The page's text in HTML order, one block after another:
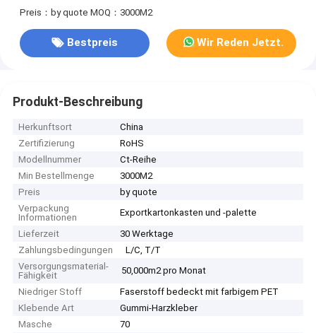
Gewohnheit
Preis：by quote MOQ：3000M2
Bestpreis Wir Reden Jetzt.
Produkt-Beschreibung
Herkunftsort
China
Zertifizierung
RoHS
Modellnummer
Ct-Reihe
Min Bestellmenge
3000M2
Preis
by quote
Verpackung
Informationen
Exportkartonkasten und -palette
Lieferzeit
30 Werktage
Zahlungsbedingungen
L/C, T/T
Versorgungsmaterial-
Fähigkeit
50,000m2 pro Monat
Niedriger Stoff
Faserstoff bedeckt mit farbigem PET
Klebende Art
Gummi-Harzkleber
Masche
70